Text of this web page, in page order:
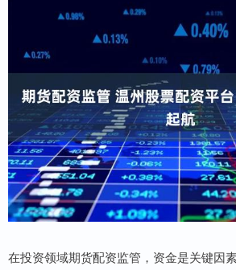
在投资领域期货配资监管，资金是关键因